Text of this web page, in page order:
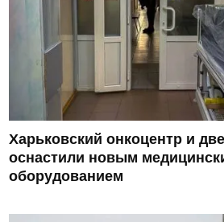
Харьковский онкоцентр и
оснастили новым
оборудованием